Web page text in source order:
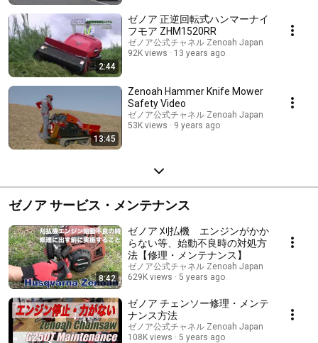
2:44
ゼノア 正逆回転式ハンマーナイ
フモア ZHM1520RR
ゼノア公式チャネル Zenoah Japan
92K views
13 years ago
13:45
Zenoah Hammer Knife Mower
Safety Video
ゼノア公式チャネル Zenoah Japan
53K views
9 years ago
ゼノア サービス・メンテナンス
8:42
ゼノア 刈払機 エンジンがかか
らない等、始動不良時の対処方
法【修理・メンテナンス】
ゼノア公式チャネル Zenoah Japan
629K views
5 years ago
ゼノア チェンソー修理・メンテ
ナンス方法
ゼノア公式チャネル Zenoah Japan
108K views
5 years ago